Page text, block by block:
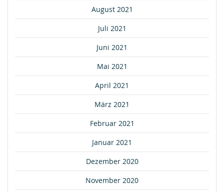
August 2021
Juli 2021
Juni 2021
Mai 2021
April 2021
März 2021
Februar 2021
Januar 2021
Dezember 2020
November 2020